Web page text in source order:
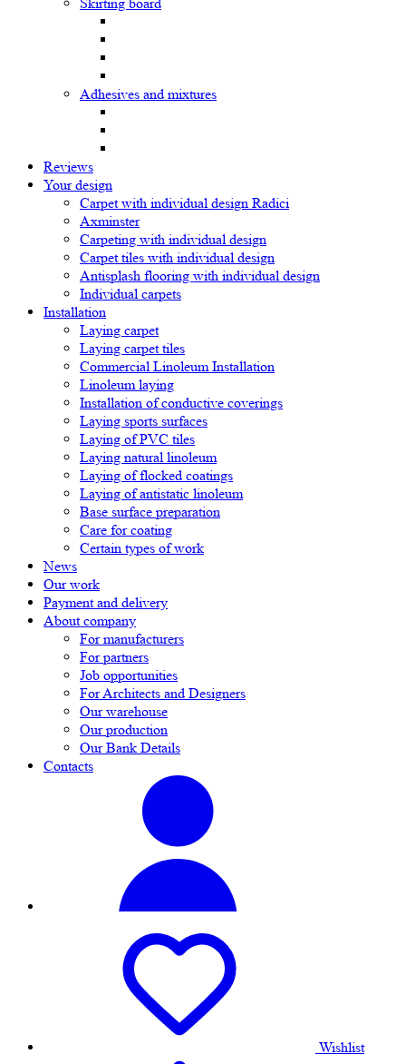
Adhesives and mixtures
Reviews
Your design
Carpet with individual design Radici
Axminster
Carpeting with individual design
Carpet tiles with individual design
Antisplash flooring with individual design
Individual carpets
Installation
Laying carpet
Laying carpet tiles
Commercial Linoleum Installation
Linoleum laying
Installation of conductive coverings
Laying sports surfaces
Laying of PVC tiles
Laying natural linoleum
Laying of flocked coatings
Laying of antistatic linoleum
Base surface preparation
Care for coating
Certain types of work
News
Our work
Payment and delivery
About company
For manufacturers
For partners
Job opportunities
For Architects and Designers
Our warehouse
Our production
Our Bank Details
Contacts
Wishlist